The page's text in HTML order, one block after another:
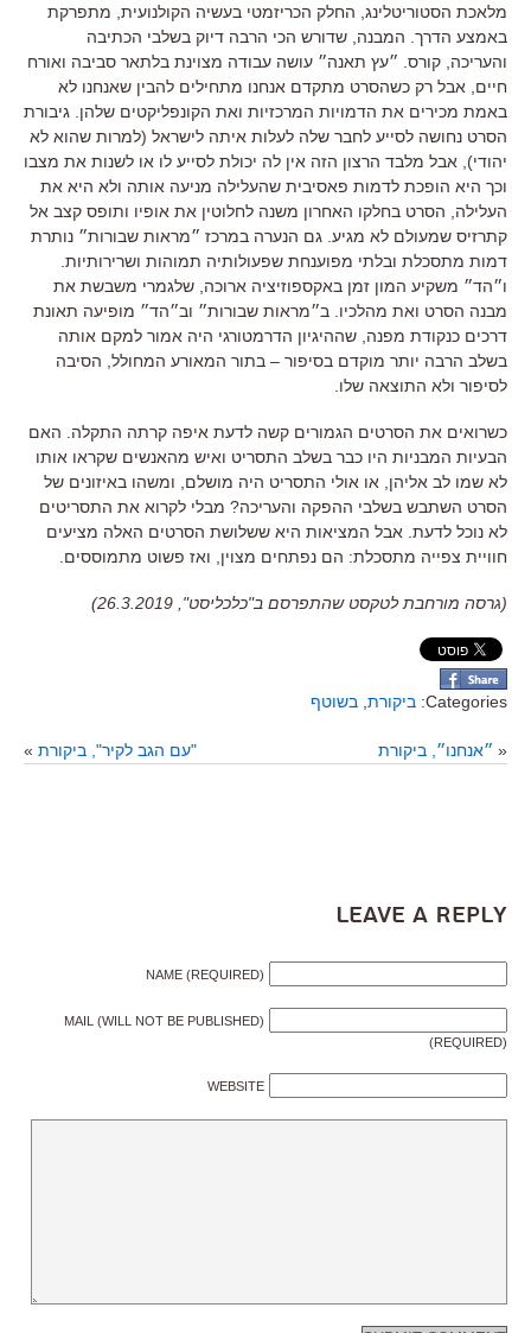
מלאכת הסטוריטלינג, החלק הכריזמטי בעשיה הקולנועית, מתפרקת
באמצע הדרך. המבנה, שדורש הכי הרבה דיוק בשלבי הכתיבה
והעריכה, קורס. ״עץ תאנה״ עושה עבודה מצוינת בלתאר סביבה ואורח
חיים, אבל רק כשהסרט מתקדם אנחנו מתחילים להבין שאנחנו לא
באמת מכירים את הדמויות המרכזיות ואת הקונפליקטים שלהן. גיבורת
הסרט נחושה לסייע לחבר שלה לעלות איתה לישראל (למרות שהוא לא
יהודי), אבל מלבד הרצון הזה אין לה יכולת לסייע לו או לשנות את מצבו
וכך היא הופכת לדמות פאסיבית שהעלילה מניעה אותה ולא היא את
העלילה, הסרט בחלקו האחרון משנה לחלוטין את אופיו ותופס קצב אל
קתרזיס שמעולם לא מגיע. גם הנערה במרכז ״מראות שבורות״ נותרת
דמות מתסכלת ובלתי מפוענחת שפעולותיה תמוהות ושרירותיות.
ו״הד״ משקיע המון זמן באקספוזיציה ארוכה, שלגמרי משבשת את
מבנה הסרט ואת מהלכיו. ב״מראות שבורות״ וב״הד״ מופיעה תאונת
דרכים כנקודת מפנה, שההיגיון הדרמטורגי היה אמור למקם אותה
בשלב הרבה יותר מוקדם בסיפור – בתור המאורע המחולל, הסיבה
לסיפור ולא התוצאה שלו.
כשרואים את הסרטים הגמורים קשה לדעת איפה קרתה התקלה. האם
הבעיות המבניות היו כבר בשלב התסריט ואיש מהאנשים שקראו אותו
לא שמו לב אליהן, או אולי התסריט היה מושלם, ומשהו באיזונים של
הסרט השתבש בשלבי ההפקה והעריכה? מבלי לקרוא את התסריטים
לא נוכל לדעת. אבל המציאות היא ששלושת הסרטים האלה מציעים
חוויית צפייה מתסכלת: הם נפתחים מצוין, ואז פשוט מתמוססים.
(גרסה מורחבת לטקסט שהתפרסם ב"כלכליסט", 26.3.2019)
Categories: ביקורת, בשוטף
« ״אנחנו״, ביקורת "עם הגב לקיר", ביקורת »
Leave a Reply
NAME (REQUIRED)
MAIL (WILL NOT BE PUBLISHED)
(REQUIRED)
WEBSITE